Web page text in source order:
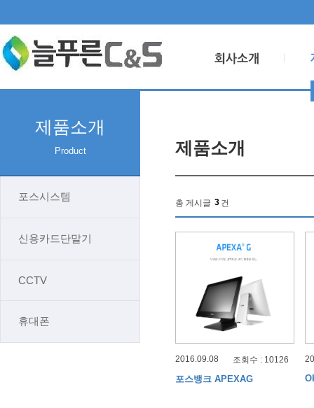
제품소개
Product
포스시스템
신용카드단말기
CCTV
휴대폰
제품소개
총 게시글 3 건
2016.09.08 조회수 : 10126
포스뱅크 APEXAG